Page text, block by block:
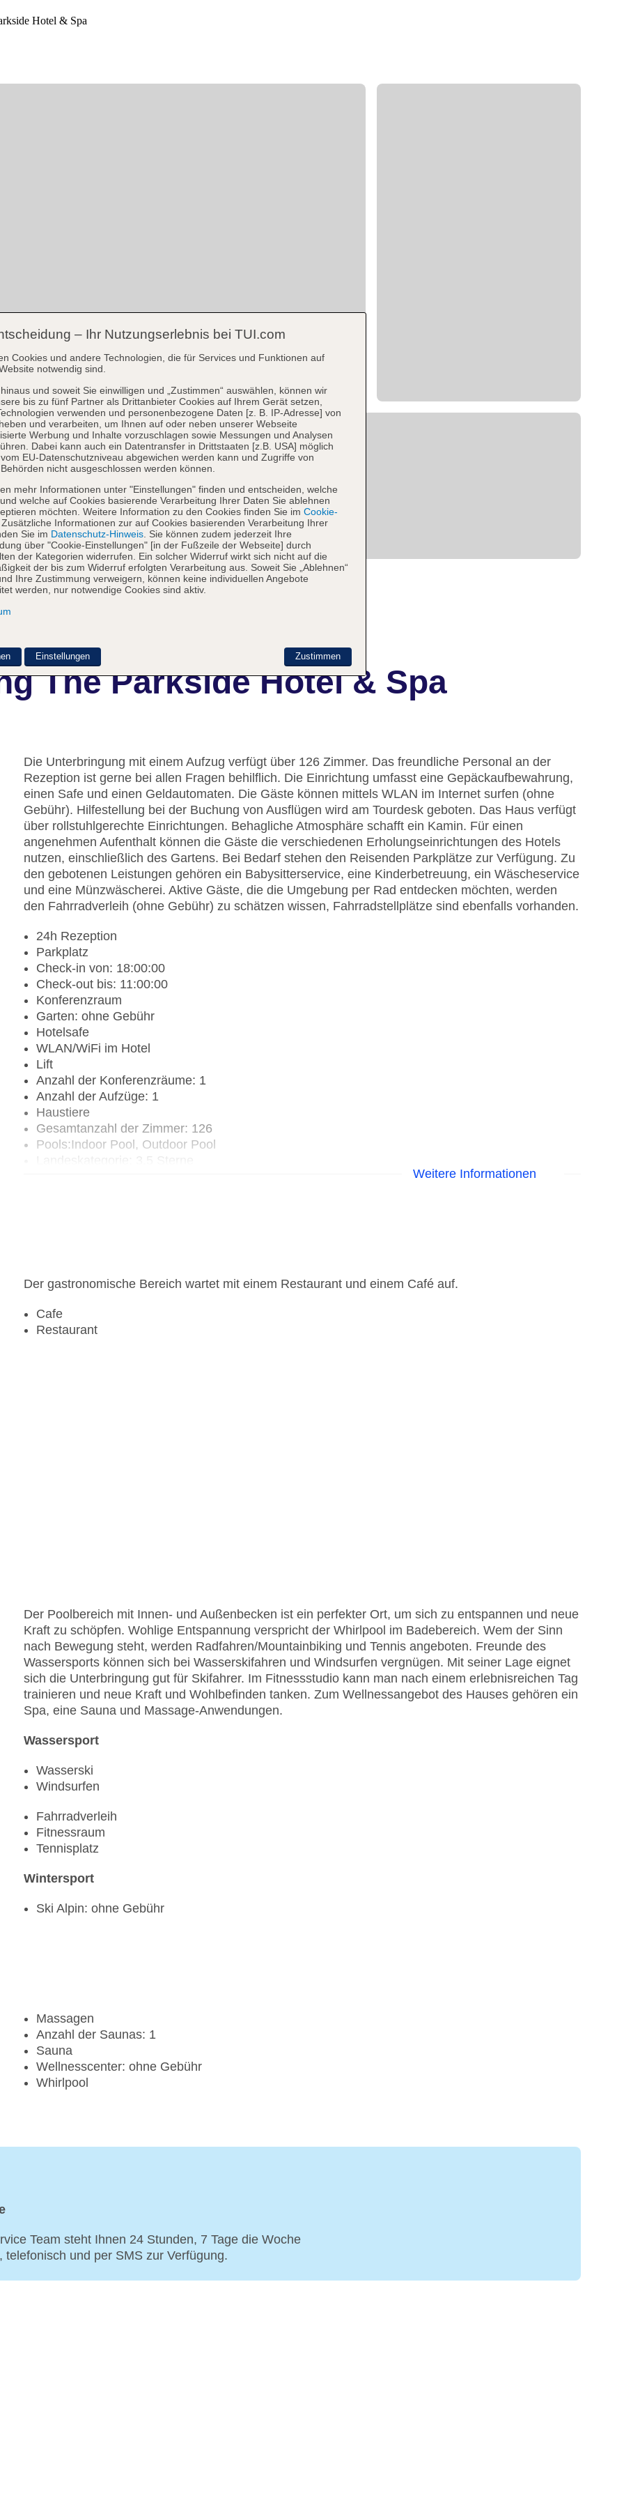
The Parkside Hotel & Spa
Die Unterbringung mit einem Aufzug verfügt über 126 Zimmer. Das freundliche Personal an der
Rezeption ist gerne bei allen Fragen behilflich. Die Einrichtung umfasst eine Gepäckaufbewahrung,
einen Safe und einen Geldautomaten. Die Gäste können mittels WLAN im Internet surfen (ohne
Gebühr). Hilfestellung bei der Buchung von Ausflügen wird am Tourdesk geboten. Das Haus verfügt
über rollstuhlgerechte Einrichtungen. Behagliche Atmosphäre schafft ein Kamin. Für einen
angenehmen Aufenthalt können die Gäste die verschiedenen Erholungseinrichtungen des Hotels
nutzen, einschließlich des Gartens. Bei Bedarf stehen den Reisenden Parkplätze zur Verfügung. Zu
den gebotenen Leistungen gehören ein Babysitterservice, eine Kinderbetreuung, ein Wäscheservice
und eine Münzwäscherei. Aktive Gäste, die die Umgebung per Rad entdecken möchten, werden
den Fahrradverleih (ohne Gebühr) zu schätzen wissen, Fahrradstellplätze sind ebenfalls vorhanden.
24h Rezeption
Parkplatz
Check-in von: 18:00:00
Check-out bis: 11:00:00
Konferenzraum
Garten: ohne Gebühr
Hotelsafe
WLAN/WiFi im Hotel
Lift
Anzahl der Konferenzräume: 1
Anzahl der Aufzüge: 1
Haustiere
Gesamtanzahl der Zimmer: 126
Pools:Indoor Pool, Outdoor Pool
Weitere Informationen
Der gastronomische Bereich wartet mit einem Restaurant und einem Café auf.
Cafe
Restaurant
Der Poolbereich mit Innen- und Außenbecken ist ein perfekter Ort, um sich zu entspannen und neue
Kraft zu schöpfen. Wohlige Entspannung verspricht der Whirlpool im Badebereich. Wem der Sinn
nach Bewegung steht, werden Radfahren/Mountainbiking und Tennis angeboten. Freunde des
Wassersports können sich bei Wasserskifahren und Windsurfen vergnügen. Mit seiner Lage eignet
sich die Unterbringung gut für Skifahrer. Im Fitnessstudio kann man nach einem erlebnisreichen Tag
trainieren und neue Kraft und Wohlbefinden tanken. Zum Wellnessangebot des Hauses gehören ein
Spa, eine Sauna und Massage-Anwendungen.
Wassersport
Wasserski
Windsurfen
Fahrradverleih
Fitnessraum
Tennisplatz
Wintersport
Ski Alpin: ohne Gebühr
Massagen
Anzahl der Saunas: 1
Sauna
Wellnesscenter: ohne Gebühr
Whirlpool
Team steht Ihnen 24 Stunden, 7 Tage die Woche
und per SMS zur Verfügung.
– Ihr Nutzungserlebnis bei TUI.com
Cookies und andere Technologien, die für Services und Funktionen auf
notwendig sind.
und soweit Sie einwilligen und „Zustimmen“ auswählen, können wir
bis zu fünf Partner als Drittanbieter Cookies auf Ihrem Gerät setzen,
verwenden und personenbezogene Daten [z. B. IP-Adresse] von
und verarbeiten, um Ihnen auf oder neben unserer Webseite
Werbung und Inhalte vorzuschlagen sowie Messungen und Analysen
Dabei kann auch ein Datentransfer in Drittstaaten [z.B. USA] möglich
EU-Datenschutzniveau abgewichen werden kann und Zugriffe von
nicht ausgeschlossen werden können.
mehr Informationen unter "Einstellungen" finden und entscheiden, welche
welche auf Cookies basierende Verarbeitung Ihrer Daten Sie ablehnen
möchten. Weitere Information zu den Cookies finden Sie im Cookie-
. Zusätzliche Informationen zur auf Cookies basierenden Verarbeitung Ihrer
Sie im Datenschutz-Hinweis . Sie können zudem jederzeit Ihre
über "Cookie-Einstellungen" [in der Fußzeile der Webseite] durch
der Kategorien widerrufen. Ein solcher Widerruf wirkt sich nicht auf die
der bis zum Widerruf erfolgten Verarbeitung aus. Soweit Sie „Ablehnen“
Ihre Zustimmung verweigern, können keine individuellen Angebote
werden, nur notwendige Cookies sind aktiv.
Zustimmen
Einstellungen